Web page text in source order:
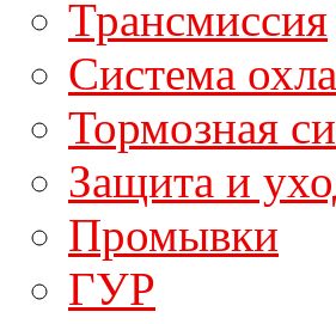
Трансмиссия
Система
Тормозная
Защита и
Промывки
ГУР